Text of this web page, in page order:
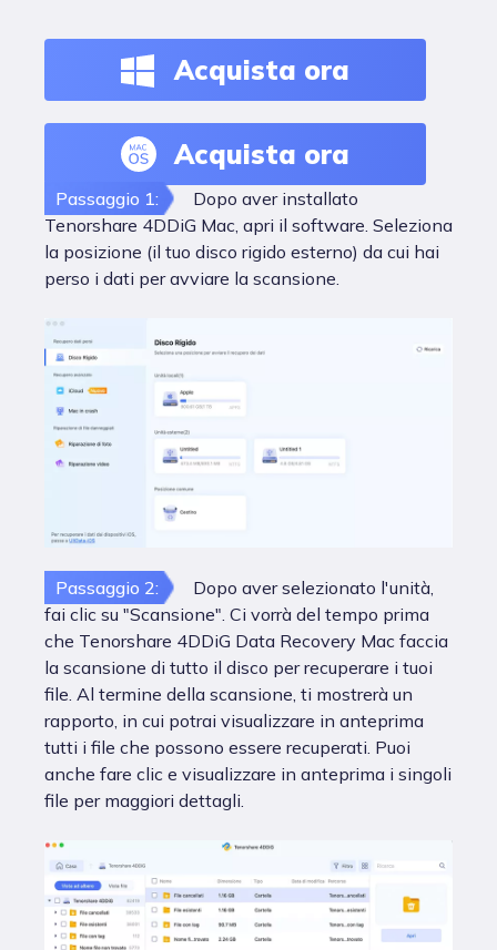
Acquista ora
Acquista ora
Passaggio 1:
Dopo aver installato
Tenorshare 4DDiG Mac, apri il software. Seleziona
la posizione (il tuo disco rigido esterno) da cui hai
perso i dati per avviare la scansione.
Passaggio 2:
Dopo aver selezionato l'unità,
fai clic su "Scansione". Ci vorrà del tempo prima
che Tenorshare 4DDiG Data Recovery Mac faccia
la scansione di tutto il disco per recuperare i tuoi
file. Al termine della scansione, ti mostrerà un
rapporto, in cui potrai visualizzare in anteprima
tutti i file che possono essere recuperati. Puoi
anche fare clic e visualizzare in anteprima i singoli
file per maggiori dettagli.